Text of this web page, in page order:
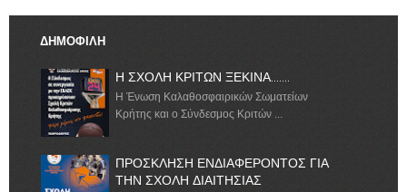
ΔΗΜΟΦΙΛΗ
Η ΣΧΟΛΗ ΚΡΙΤΩΝ ΞΕΚΙΝΑ.......
Η Ένωση Καλαθοσφαιρικών Σωματείων
Κρήτης και ο Σύνδεσμος Κριτών ...
ΠΡΟΣΚΛΗΣΗ ΕΝΔΙΑΦΕΡΟΝΤΟΣ ΓΙΑ
ΤΗΝ ΣΧΟΛΗ ΔΙΑΙΤΗΣΙΑΣ